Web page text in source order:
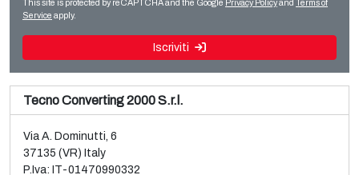
This site is protected by reCAPTCHA and the Google Privacy Policyand Terms of
Service apply.
Iscriviti
Tecno Converting 2000 S.r.l.
Via A. Dominutti, 6
37135 (VR) Italy
P.Iva: IT-01470990332